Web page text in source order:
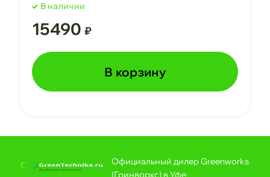
В наличии
15490 ₽
В корзину
Официальный дилер Greenworks
(Гринворкс) в Уфе